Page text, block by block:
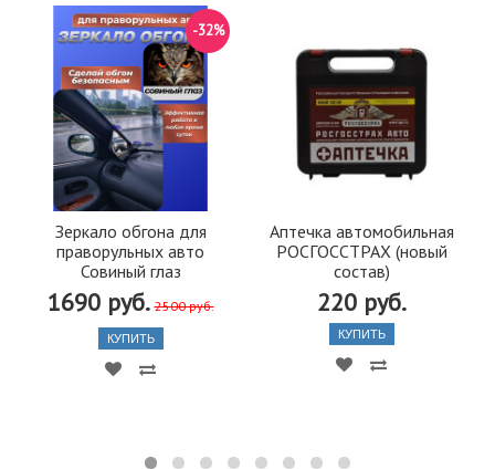
Зеркало обгона для
праворульных авто
Совиный глаз
1690 руб. 2500 руб.
-32%
КУПИТЬ
Аптечка автомобильная
РОСГОССТРАХ (новый
состав)
220 руб.
КУПИТЬ